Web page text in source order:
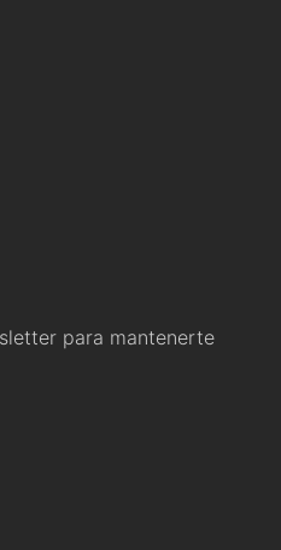
para mantenerte